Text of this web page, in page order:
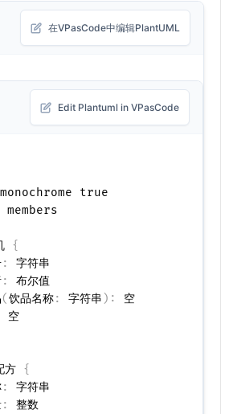
在VPasCode中编辑PlantUML
Edit Plantuml in VPasCode
{
:
字符串
:
布尔值
(饮品名称: 字符串 ) :
空
方 {
:
字符串
:
整数